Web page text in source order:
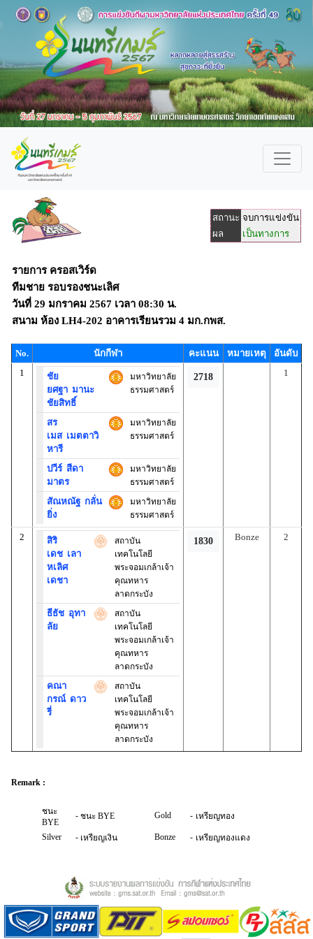
สถานะ จบการแข่งขัน
ผล
เป็นทางการ
รายการ ครอสเวิร์ด
ทีมชาย รอบรองชนะเลิศ
วันที่ 29 มกราคม 2567 เวลา 08:30 น.
สนาม ห้อง LH4-202 อาคารเรียนรวม 4 มก.กพส.
No. นักกีฬา คะแนน หมายเหตุ
อันดับ
1
ชัย
ยศฐามานะ
ชัยสิทธิ์
มหาวิทยาลัย
ธรรมศาสตร์
สร
เมสเมตตาวิ
หารี
มหาวิทยาลัย
ธรรมศาสตร์
ปวีร์สีดา
มาตร
มหาวิทยาลัย
ธรรมศาสตร์
สัณหณัฐกลั่น
ยิ่ง
มหาวิทยาลัย
ธรรมศาสตร์
2718 1
2
สิริ
เดชเลา
หเลิศ
เดชา
สถาบัน
เทคโนโลยี
พระจอมเกล้าเจ้า
คุณทหาร
ลาดกระบัง
ธีธัชอุทา
ลัย
สถาบัน
เทคโนโลยี
พระจอมเกล้าเจ้า
คุณทหาร
ลาดกระบัง
คณา
กรณ์ดาว
รี่
สถาบัน
เทคโนโลยี
พระจอมเกล้าเจ้า
คุณทหาร
ลาดกระบัง
1830 Bonze 2
Remark :
ชนะ
BYE
- ชนะ BYE Gold - เหรียญทอง
Silver - เหรียญเงิน Bonze - เหรียญทองแดง